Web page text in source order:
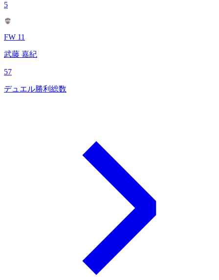
5
FW 11
武藤 嘉紀
57
デュエル勝利総数